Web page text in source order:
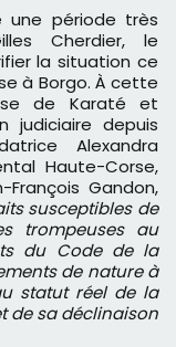
Cherdier, le
la situation ce
à Borgo. À cette
de Karaté et
judiciaire depuis
Alexandra
Haute-Corse,
Gandon,
susceptibles de
trompeuses au
du Code de la
de nature à
statut réel de la
de sa déclinaison